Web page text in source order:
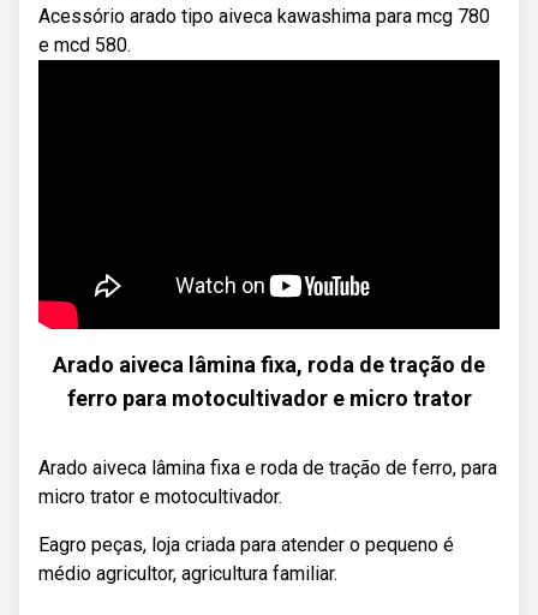
Acessório arado tipo aiveca kawashima para mcg 780
e mcd 580.
Arado aiveca lâmina fixa, roda de tração de
ferro para motocultivador e micro trator
Arado aiveca lâmina fixa e roda de tração de ferro, para
micro trator e motocultivador.
Eagro peças, loja criada para atender o pequeno é
médio agricultor, agricultura familiar.